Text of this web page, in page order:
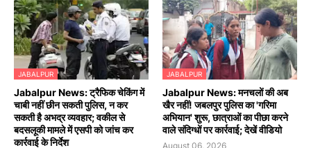
JABALPUR
Jabalpur News: ट्रैफिक चेकिंग में
चाबी नहीं छीन सकती पुलिस, न कर
सकती है अभद्र व्यवहार; वकील से
बदसलूकी मामले में एसपी को जांच कर
कार्रवाई के निर्देश
JABALPUR
Jabalpur News: मनचलों की अब
खैर नहीं! जबलपुर पुलिस का 'गरिमा
अभियान' शुरू, छात्राओं का पीछा करने
वाले संदिग्धों पर कार्रवाई; देखें वीडियो
August 06, 2026